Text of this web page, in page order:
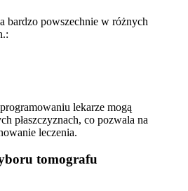
bardzo powszechnie w różnych
lekarze mogą
płaszczyznach, co pozwala na
leczenia.
tomografu